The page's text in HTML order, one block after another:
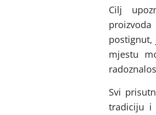
Cilj
postignut,
mjestu
Svi
tradiciju i